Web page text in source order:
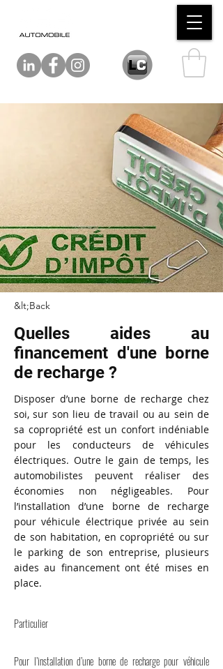
&lt;Back
Quelles aides au
financement d'une borne
de recharge ?
Disposer d’une borne de recharge chez
soi, sur son lieu de travail ou au sein de
sa copropriété est un confort indéniable
pour les conducteurs de véhicules
électriques. Outre le gain de temps, les
automobilistes peuvent réaliser des
économies non négligeables. Pour
l’installation d’une borne de recharge
pour véhicule électrique privée au sein
de son habitation, en copropriété ou sur
le parking de son entreprise, plusieurs
aides au financement ont été mises en
place.
Particulier
Pour l’installation d’une borne de recharge pour véhicule